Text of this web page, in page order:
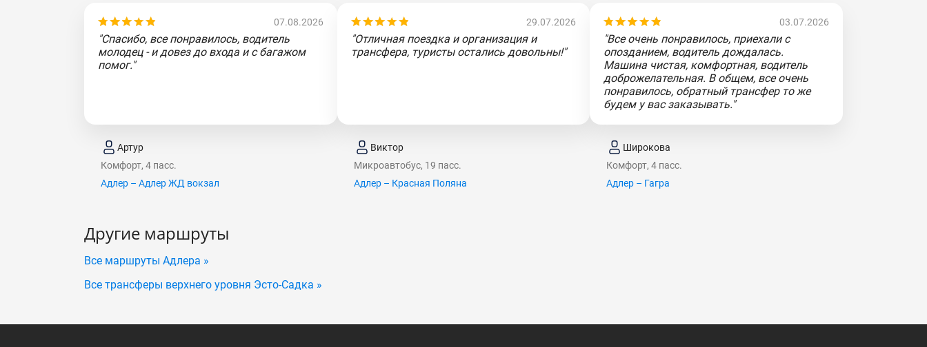
07.08.2026
"Спасибо, все понравилось, водитель
молодец - и довез до входа и с багажом
помог."
Артур
Комфорт, 4 пасс.
Адлер – Адлер ЖД вокзал
29.07.2026
"Отличная поездка и организация и
трансфера, туристы остались довольны!"
Виктор
Микроавтобус, 19 пасс.
Адлер – Красная Поляна
03.07.2026
"Все очень понравилось, приехали с
опозданием, водитель дождалась.
Машина чистая, комфортная, водитель
доброжелательная. В общем, все очень
понравилось, обратный трансфер то же
будем у вас заказывать."
Широкова
Комфорт, 4 пасс.
Адлер – Гагра
Другие маршруты
Все маршруты Адлера »
Все трансферы верхнего уровня Эсто-Садка »